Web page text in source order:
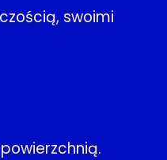
swoimi